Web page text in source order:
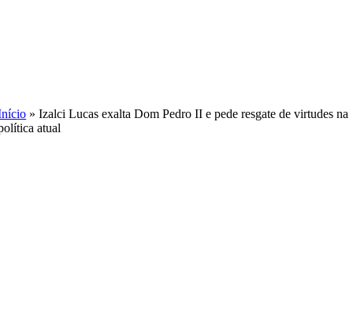
»Izalci Lucas exalta Dom Pedro II e pede resgate de virtudes na
atual